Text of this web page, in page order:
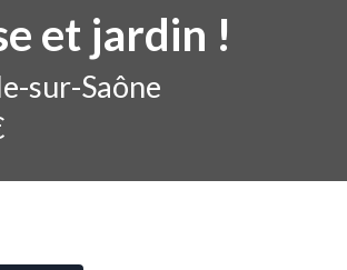
et jardin !
sur-Saône